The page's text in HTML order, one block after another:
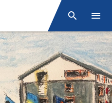
Otsing